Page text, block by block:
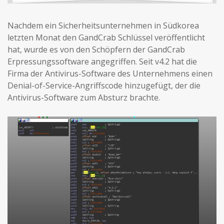
Nachdem ein Sicherheitsunternehmen in Südkorea
letzten Monat den GandCrab Schlüssel veröffentlicht
hat, wurde es von den Schöpfern der GandCrab
Erpressungssoftware angegriffen. Seit v4.2 hat die
Firma der Antivirus-Software des Unternehmens einen
Denial-of-Service-Angriffscode hinzugefügt, der die
Antivirus-Software zum Absturz brachte.